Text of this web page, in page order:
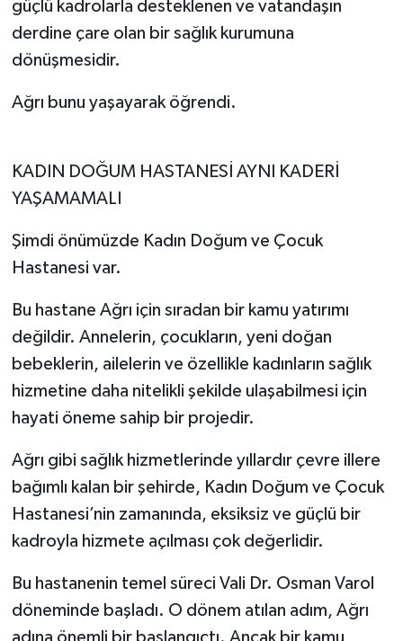
güçlü kadrolarla desteklenen ve vatandaşın
derdine çare olan bir sağlık kurumuna
dönüşmesidir.
Ağrı bunu yaşayarak öğrendi.
KADIN DOĞUM HASTANESİ AYNI KADERİ
YAŞAMAMALI
Şimdi önümüzde Kadın Doğum ve Çocuk
Hastanesi var.
Bu hastane Ağrı için sıradan bir kamu yatırımı
değildir. Annelerin, çocukların, yeni doğan
bebeklerin, ailelerin ve özellikle kadınların sağlık
hizmetine daha nitelikli şekilde ulaşabilmesi için
hayati öneme sahip bir projedir.
Ağrı gibi sağlık hizmetlerinde yıllardır çevre illere
bağımlı kalan bir şehirde, Kadın Doğum ve Çocuk
Hastanesi’nin zamanında, eksiksiz ve güçlü bir
kadroyla hizmete açılması çok değerlidir.
Bu hastanenin temel süreci Vali Dr. Osman Varol
döneminde başladı. O dönem atılan adım, Ağrı